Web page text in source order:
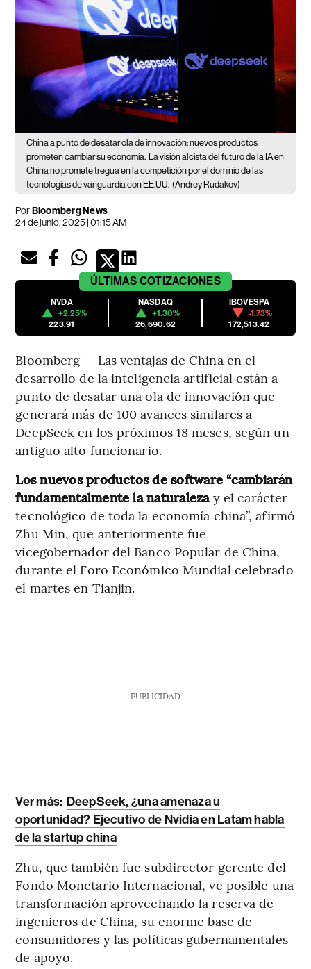
China a punto de desatar ola de innovación: nuevos productos
prometen cambiar su economía.
La visión alcista del futuro de la IA en
China no promete tregua en la competición por el dominio de las
tecnologías de vanguardia con EE.UU. (Andrey Rudakov)
PorBloomberg News
24 de junio, 2025 | 01:15 AM
ÚLTIMAS COTIZACIONES
NVDA
+2.25%
223.91
NASDAQ
+1.30%
26,690.62
IBOVESPA
-1.73%
172,513.42
Bloomberg — Las ventajas de China en el
desarrollo de la inteligencia artificial están a
punto de desatar una ola de innovación que
generará más de 100 avances similares a
DeepSeek en los próximos 18 meses, según un
antiguo alto funcionario.
Los nuevos productos de software “cambiarán
fundamentalmente la naturaleza y el carácter
tecnológico de toda la economía china”, afirmó
Zhu Min, que anteriormente fue
vicegobernador del Banco Popular de China,
durante el Foro Económico Mundial celebrado
el martes en Tianjin.
PUBLICIDAD
Ver más: DeepSeek, ¿una amenaza u
oportunidad? Ejecutivo de Nvidia en Latam habla
de la startup china
Zhu, que también fue subdirector gerente del
Fondo Monetario Internacional, ve posible una
transformación aprovechando la reserva de
ingenieros de China, su enorme base de
consumidores y las políticas gubernamentales
de apoyo.